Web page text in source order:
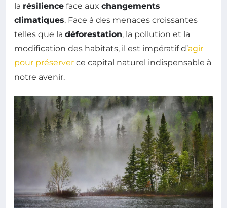
la résilience face aux changements
climatiques. Face à des menaces croissantes
telles que la déforestation, la pollution et la
modifiсation des habitats, il est impératif d’agir
pour préserver ce capital naturel indispensable à
notre avenir.